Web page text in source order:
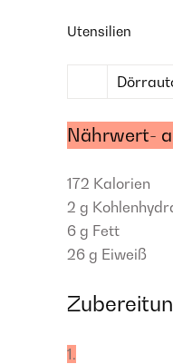
Utensilien
Nährwert-
172 Kalorien
2 g
6 g Fett
26 g Eiweiß
1.